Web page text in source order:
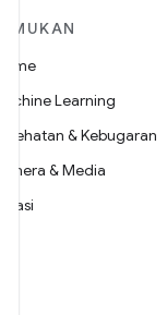
TEMUKAN
Game
Machine Learning
Kesehatan & Kebugaran
Kamera & Media
Privasi